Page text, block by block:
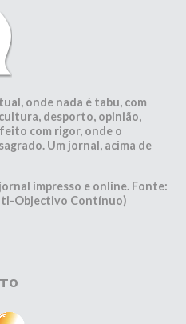
onde nada é tabu, com
desporto, opinião,
com rigor, onde o
Um jornal, acima de
impresso e online. Fonte:
Objectivo Contínuo)